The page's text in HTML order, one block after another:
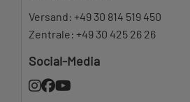
Versand: +49 30 814 519 450
Zentrale: +49 30 425 26 26
Social-Media